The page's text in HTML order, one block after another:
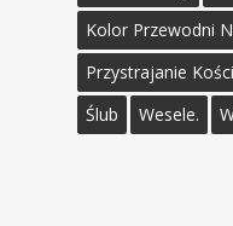
Kolor Przewodni
Przystrajanie
Ślub
Wesele.